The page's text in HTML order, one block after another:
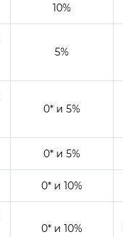
10%
5%
0* и 5%
0* и 5%
0* и 10%
0* и 10%